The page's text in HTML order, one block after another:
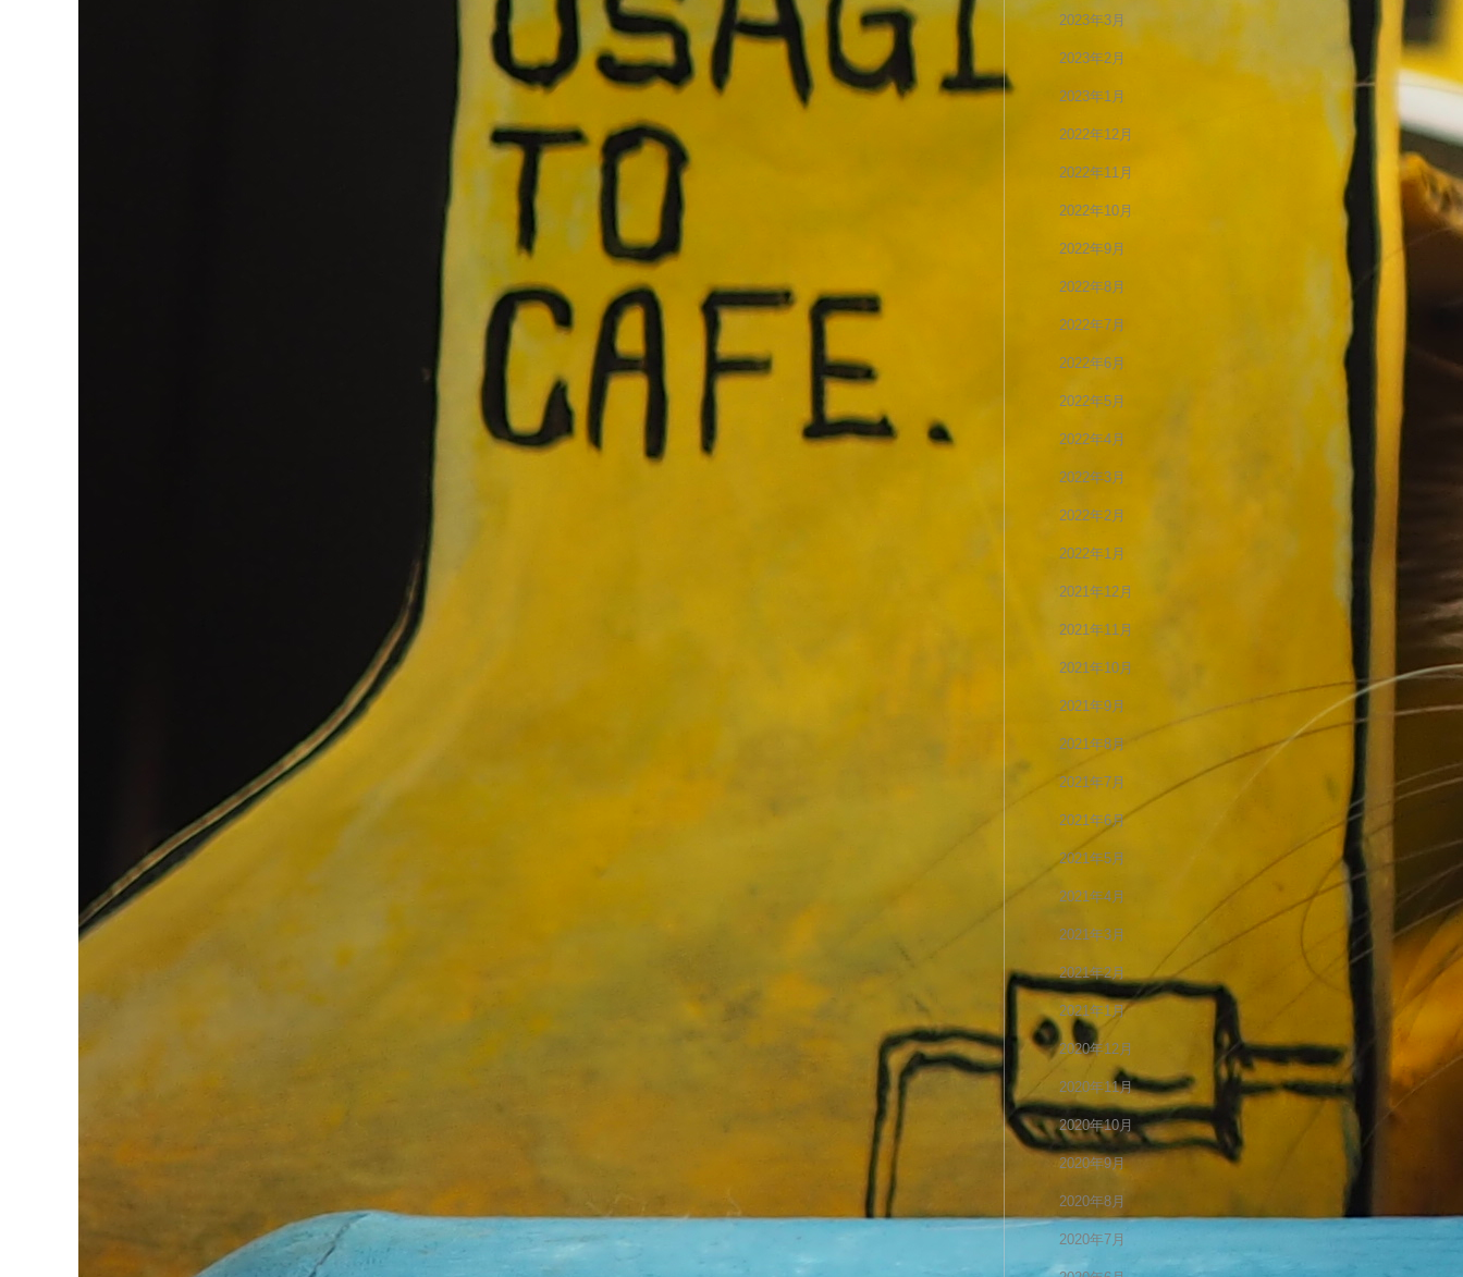
2023年3月
2023年2月
2023年1月
2022年12月
2022年11月
2022年10月
2022年9月
2022年8月
2022年7月
2022年6月
2022年5月
2022年4月
2022年3月
2022年2月
2022年1月
2021年12月
2021年11月
2021年10月
2021年9月
2021年8月
2021年7月
2021年6月
2021年5月
2021年4月
2021年3月
2021年2月
2021年1月
2020年12月
2020年11月
2020年10月
2020年9月
2020年8月
2020年7月